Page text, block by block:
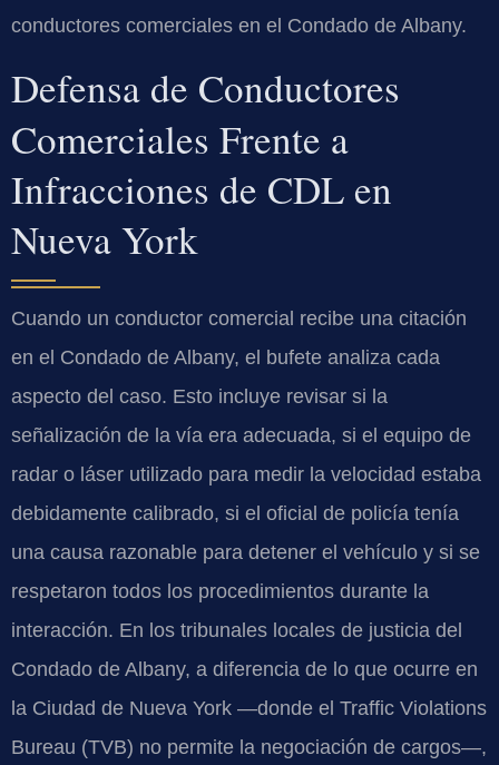
conductores comerciales en el Condado de Albany.
Defensa de Conductores
Comerciales Frente a
Infracciones de CDL en
Nueva York
Cuando un conductor comercial recibe una citación
en el Condado de Albany, el bufete analiza cada
aspecto del caso. Esto incluye revisar si la
señalización de la vía era adecuada, si el equipo de
radar o láser utilizado para medir la velocidad estaba
debidamente calibrado, si el oficial de policía tenía
una causa razonable para detener el vehículo y si se
respetaron todos los procedimientos durante la
interacción. En los tribunales locales de justicia del
Condado de Albany, a diferencia de lo que ocurre en
la Ciudad de Nueva York —donde el Traffic Violations
Bureau (TVB) no permite la negociación de cargos—,